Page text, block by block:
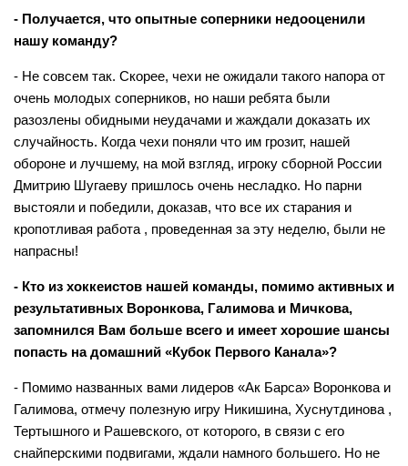
- Получается, что опытные соперники недооценили
нашу команду?
- Не совсем так. Скорее, чехи не ожидали такого напора от
очень молодых соперников, но наши ребята были
разозлены обидными неудачами и жаждали доказать их
случайность. Когда чехи поняли что им грозит, нашей
обороне и лучшему, на мой взгляд, игроку сборной России
Дмитрию Шугаеву пришлось очень несладко. Но парни
выстояли и победили, доказав, что все их старания и
кропотливая работа , проведенная за эту неделю, были не
напрасны!
- Кто из хоккеистов нашей команды, помимо активных и
результативных Воронкова, Галимова и Мичкова,
запомнился Вам больше всего и имеет хорошие шансы
попасть на домашний «Кубок Первого Канала»?
- Помимо названных вами лидеров «Ак Барса» Воронкова и
Галимова, отмечу полезную игру Никишина, Хуснутдинова ,
Тертышного и Рашевского, от которого, в связи с его
снайперскими подвигами, ждали намного большего. Но не